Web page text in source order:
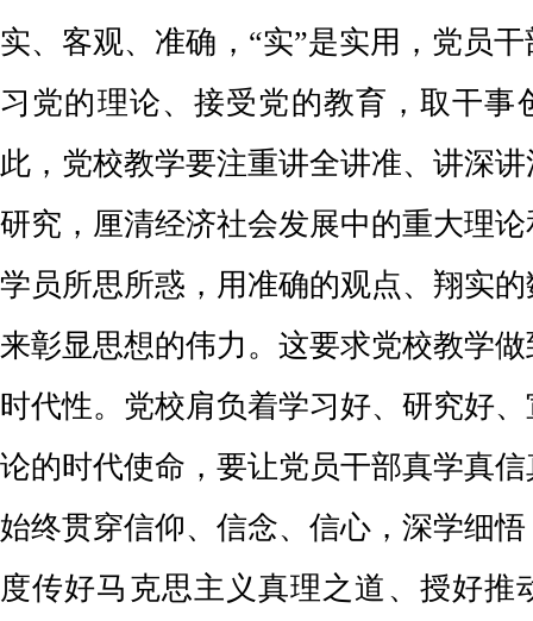
实、客观、准确，“实”是实用，党员
习党的理论、接受党的教育，取干事
此，党校教学要注重讲全讲准、讲深
研究，厘清经济社会发展中的重大理
学员所思所惑，用准确的观点、翔实
来彰显思想的伟力。这要求党校教学
时代性。党校肩负着学习好、研究好
论的时代使命，要让党员干部真学真
始终贯穿信仰、信念、信心，深学细
度传好马克思主义真理之道、授好推